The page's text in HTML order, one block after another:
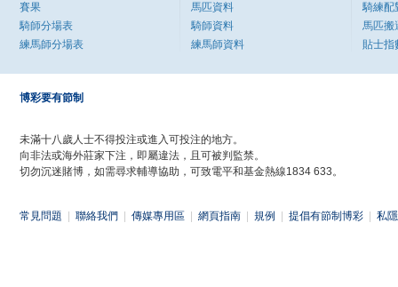
賽果
騎師分場表
練馬師分場表
馬匹資料
騎師資料
練馬師資料
騎練配
馬匹搬
貼士指
博彩要有節制
未滿十八歲人士不得投注或進入可投注的地方。
向非法或海外莊家下注，即屬違法，且可被判監禁。
切勿沉迷賭博，如需尋求輔導協助，可致電平和基金熱線1834 633。
常見問題 聯絡我們 傳媒專用區 網頁指南 規例 提倡有節制博彩 私